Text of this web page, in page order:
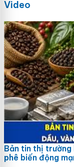
Video
Bản tin thị
phê biến động